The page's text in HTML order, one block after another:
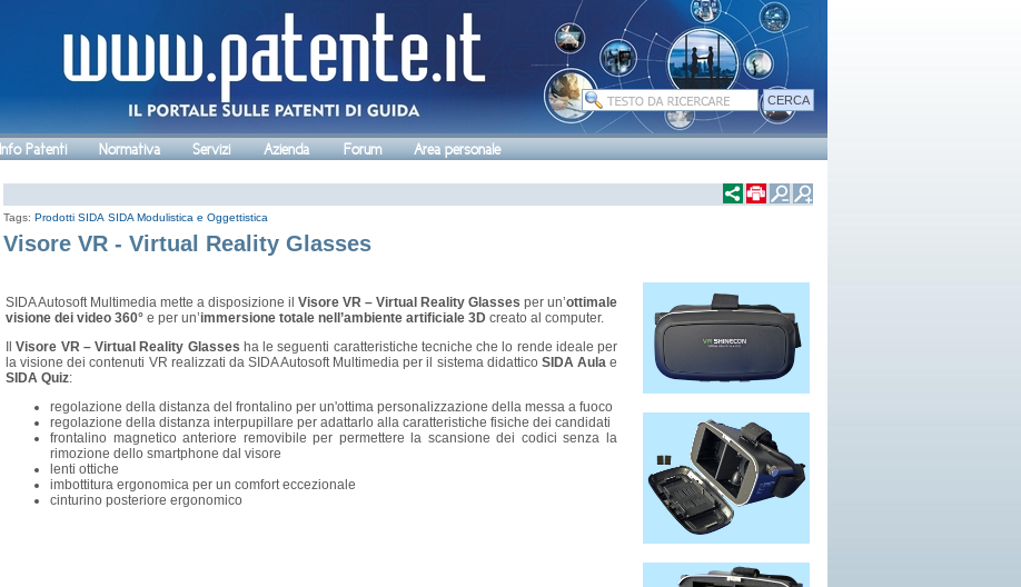
Info Patenti Normativa Servizi Azienda Forum Area personale
Tags: Prodotti SIDA SIDA Modulistica e Oggettistica
Visore VR - Virtual Reality Glasses
SIDA Autosoft Multimedia mette a disposizione il Visore VR – Virtual Reality Glasses per un’ottimale
visione dei video 360° e per un’immersione totale nell’ambiente artificiale 3D creato al computer.
IlVisore VR – Virtual Reality Glasses ha le seguenti caratteristiche tecniche che lo rende ideale per
la visione dei contenuti VR realizzati da SIDA Autosoft Multimedia per il sistema didattico SIDA Aulae
SIDA Quiz:
regolazione della distanza del frontalino per un'ottima personalizzazione della messa a fuoco
regolazione della distanza interpupillare per adattarlo alla caratteristiche fisiche dei candidati
frontalino magnetico anteriore removibile per permettere la scansione dei codici senza la
rimozione dello smartphone dal visore
lenti ottiche
imbottitura ergonomica per un comfort eccezionale
cinturino posteriore ergonomico